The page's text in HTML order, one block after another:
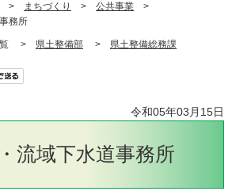
> まちづくり > 公共事業 >
務所
覧 > 県土整備部 > 県土整備総務課
令和05年03月15日
流域下水道事務所